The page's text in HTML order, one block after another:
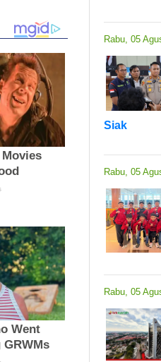
Rabu, 05
Siak
Rabu, 05
Rabu, 05